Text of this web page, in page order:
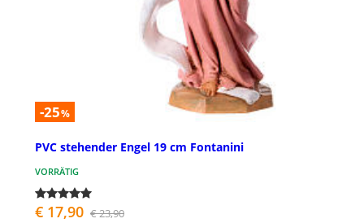
-25%
PVC stehender Engel 19 cm Fontanini
VORRÄTIG
€ 17,90 € 23,90